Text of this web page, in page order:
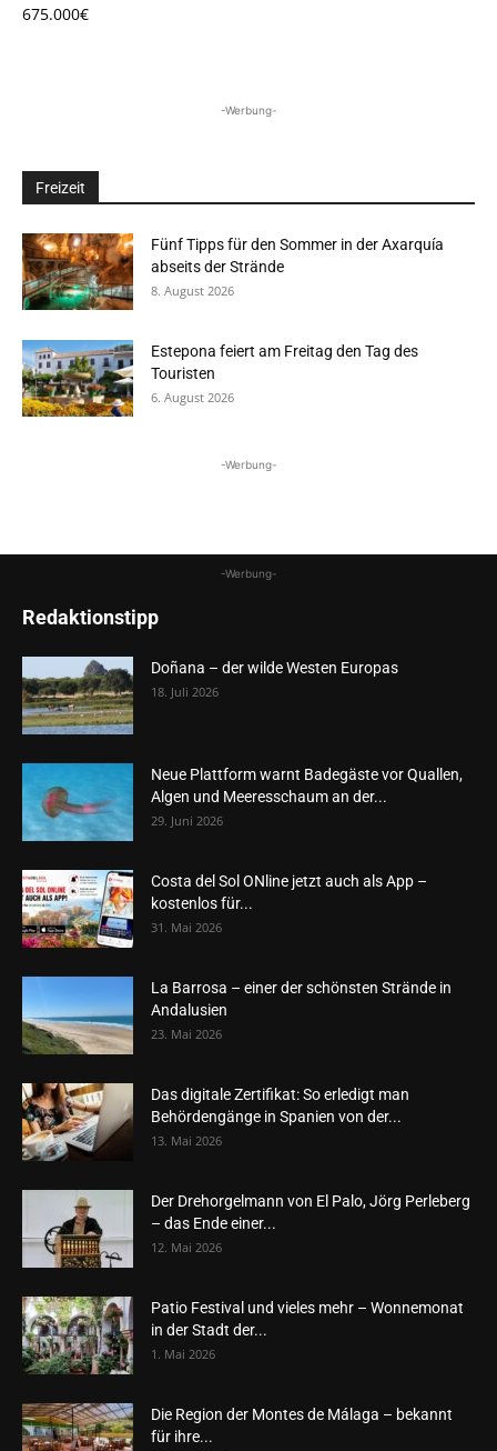
675.000€
-Werbung-
Freizeit
Fünf Tipps für den Sommer in der Axarquía
abseits der Strände
8. August 2026
Estepona feiert am Freitag den Tag des
Touristen
6. August 2026
-Werbung-
-Werbung-
Redaktionstipp
Doñana – der wilde Westen Europas
18. Juli 2026
Neue Plattform warnt Badegäste vor Quallen,
Algen und Meeresschaum an der...
29. Juni 2026
Costa del Sol ONline jetzt auch als App –
kostenlos für...
31. Mai 2026
La Barrosa – einer der schönsten Strände in
Andalusien
23. Mai 2026
Das digitale Zertifikat: So erledigt man
Behördengänge in Spanien von der...
13. Mai 2026
Der Drehorgelmann von El Palo, Jörg Perleberg
– das Ende einer...
12. Mai 2026
Patio Festival und vieles mehr – Wonnemonat
in der Stadt der...
1. Mai 2026
Die Region der Montes de Málaga – bekannt
für ihre...